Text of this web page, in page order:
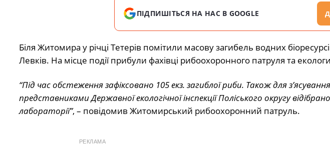
ПІДПИШІТЬСЯ НА НАС В GOOGLE
Біля Житомира у річці Тетерів помітили масову загибель водних
Левків. На місце події прибули фахівці рибоохоронного патруля та
“Під час обстеження зафіксовано 105 екз. загиблої риби. Також для
представниками Державної екологічної інспекції Поліського округу
лабораторії”, – повідомив Житомирський рибоохоронний патруль.
РЕКЛАМА